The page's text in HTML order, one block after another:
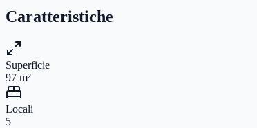
Caratteristiche
Superficie
97 m²
Locali
5